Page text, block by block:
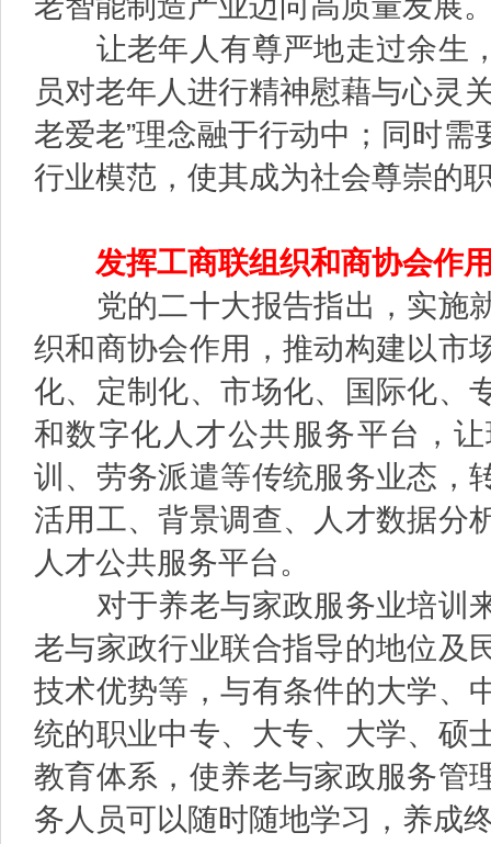
让老年人有尊严地走过余生
员对老年人进行精神慰藉与心灵
老爱老”理念融于行动中；同时
行业模范，使其成为社会尊崇的
发挥工商联组织和商协会作
党的二十大报告指出，实施
织和商协会作用，推动构建以市
化、定制化、市场化、国际化、
和数字化人才公共服务平台，
训、劳务派遣等传统服务业态，
活用工、背景调查、人才数据分
人才公共服务平台。
对于养老与家政服务业培训
老与家政行业联合指导的地位及
技术优势等，与有条件的大学、
统的职业中专、大专、大学、硕
教育体系，使养老与家政服务管
务人员可以随时随地学习，养成